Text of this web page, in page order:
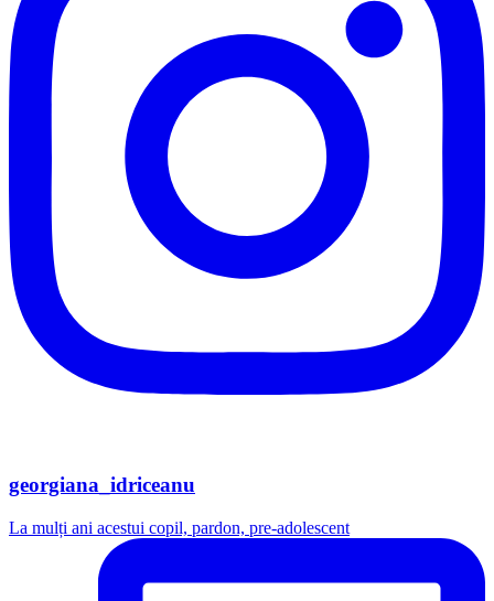
georgiana_idriceanu
La mulți ani acestui copil, pardon, pre-adolescent